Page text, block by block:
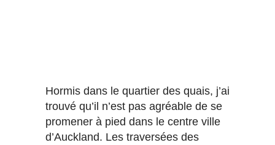
Hormis dans le quartier des quais, j’ai
trouvé qu’il n’est pas agréable de se
promener à pied dans le centre ville
d’Auckland. Les traversées des